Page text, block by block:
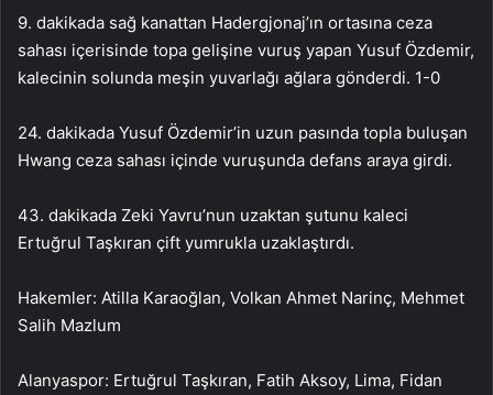
9. dakikada sağ kanattan Hadergjonaj’ın ortasına ceza
sahası içerisinde topa gelişine vuruş yapan Yusuf Özdemir,
kalecinin solunda meşin yuvarlağı ağlara gönderdi. 1-0
24. dakikada Yusuf Özdemir’in uzun pasında topla buluşan
Hwang ceza sahası içinde vuruşunda defans araya girdi.
43. dakikada Zeki Yavru’nun uzaktan şutunu kaleci
Ertuğrul Taşkıran çift yumrukla uzaklaştırdı.
Hakemler: Atilla Karaoğlan, Volkan Ahmet Narinç, Mehmet
Salih Mazlum
Alanyaspor: Ertuğrul Taşkıran, Fatih Aksoy, Lima, Fidan